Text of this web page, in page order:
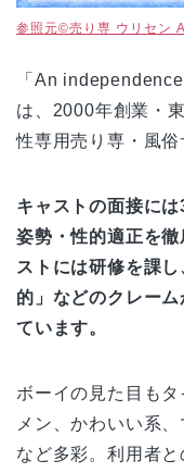
参照元©売り専 ウリセン
「An
は、2000年創業・
性専用売り専・風俗
キャストの面接に
姿勢・性的適正を
ストには研修を課
的」などのクレー
ています。
ボーイの見た目も
メン、かわいい系
など多彩。利用者